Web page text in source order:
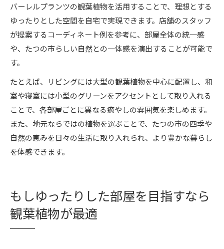
バーレルプランツの観葉植物を活用することで、理想とする
ゆったりとした空間を自宅で実現できます。店舗のスタッフ
が提案するコーディネート例を参考に、部屋全体の統一感
や、たつの市らしい自然との一体感を演出することが可能で
す。
たとえば、リビングには大型の観葉植物を中心に配置し、和
室や寝室には小型のグリーンをアクセントとして取り入れる
ことで、各部屋ごとに異なる癒やしの雰囲気を楽しめます。
また、地元ならではの植物を選ぶことで、たつの市の四季や
自然の恵みを日々の生活に取り入れられ、より豊かな暮らし
を体感できます。
もしゆったりした部屋を目指すなら
観葉植物が最適